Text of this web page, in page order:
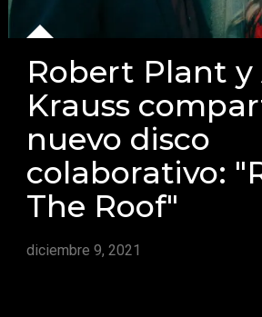
Robert Plant y
Krauss
nuevo disco
colaborativo:
The Roof"
diciembre 9, 2021